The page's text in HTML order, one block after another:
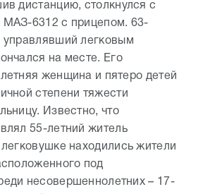
дистанцию, столкнулся с
МАЗ-6312 с прицепом. 63-
управлявший легковым
на месте. Его
женщина и пятеро детей
степени тяжести
Известно, что
55-летний житель
находились жители
под
несовершеннолетних – 17-